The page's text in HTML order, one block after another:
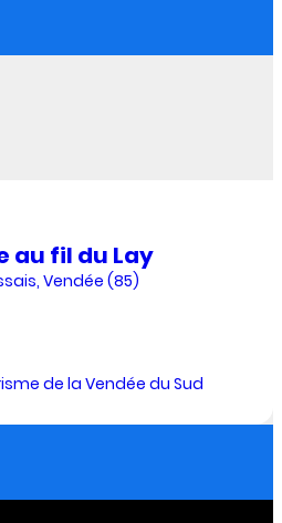
au fil du Lay
Vendée (85)
de la Vendée du Sud